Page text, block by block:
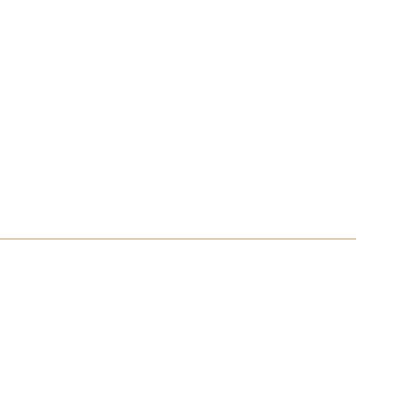
passer directement à la navigation dans le carrousel à l'aide